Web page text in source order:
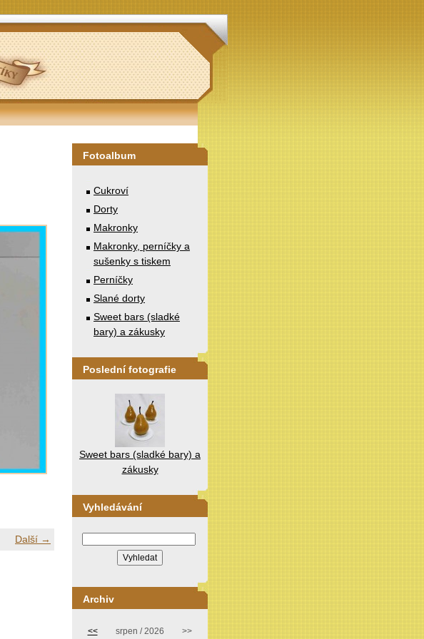
Další →
Fotoalbum
Cukroví
Dorty
Makronky
Makronky, perníčky a
sušenky s tiskem
Perníčky
Slané dorty
Sweet bars (sladké
bary) a zákusky
Poslední fotografie
Sweet bars (sladké bary) a
zákusky
Vyhledávání
Archiv
<< srpen / 2026 >>